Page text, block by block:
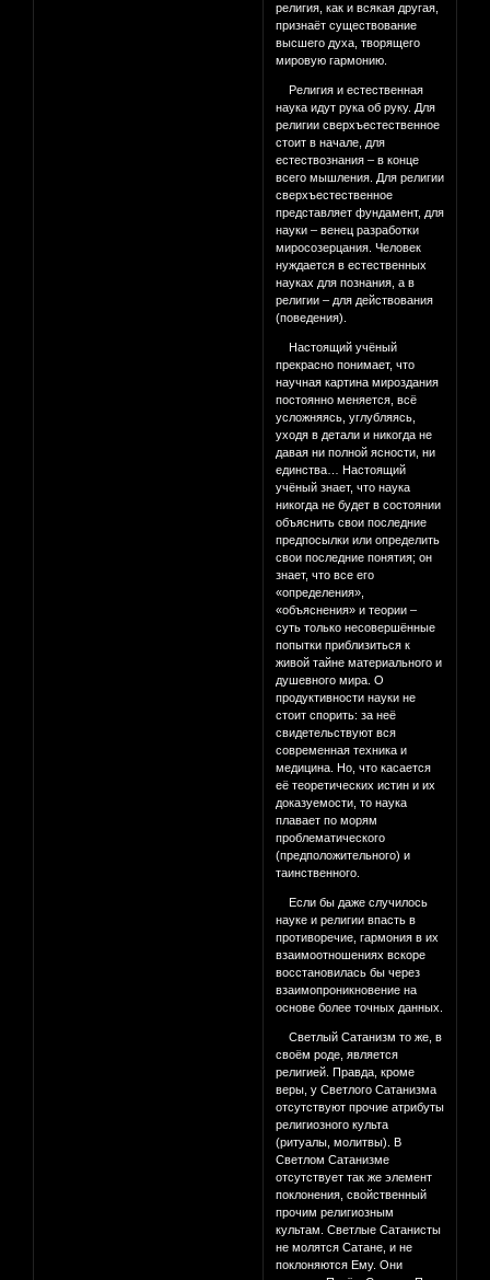
религия, как и всякая другая,
признаёт существование
высшего духа, творящего
мировую гармонию.
Религия и естественная
наука идут рука об руку. Для
религии сверхъестественное
стоит в начале, для
естествознания – в конце
всего мышления. Для религии
сверхъестественное
представляет фундамент, для
науки – венец разработки
миросозерцания. Человек
нуждается в естественных
науках для познания, а в
религии – для действования
(поведения).
Настоящий учёный
прекрасно понимает, что
научная картина мироздания
постоянно меняется, всё
усложняясь, углубляясь,
уходя в детали и никогда не
давая ни полной ясности, ни
единства… Настоящий
учёный знает, что наука
никогда не будет в состоянии
объяснить свои последние
предпосылки или определить
свои последние понятия; он
знает, что все его
«определения»,
«объяснения» и теории –
суть только несовершённые
попытки приблизиться к
живой тайне материального и
душевного мира. О
продуктивности науки не
стоит спорить: за неё
свидетельствуют вся
современная техника и
медицина. Но, что касается
её теоретических истин и их
доказуемости, то наука
плавает по морям
проблематического
(предположительного) и
таинственного.
Если бы даже случилось
науке и религии впасть в
противоречие, гармония в их
взаимоотношениях вскоре
восстановилась бы через
взаимопроникновение на
основе более точных данных.
Светлый Сатанизм то же, в
своём роде, является
религией. Правда, кроме
веры, у Светлого Сатанизма
отсутствуют прочие атрибуты
религиозного культа
(ритуалы, молитвы). В
Светлом Сатанизме
отсутствует так же элемент
поклонения, свойственный
прочим религиозным
культам. Светлые Сатанисты
не молятся Сатане, и не
поклоняются Ему. Они